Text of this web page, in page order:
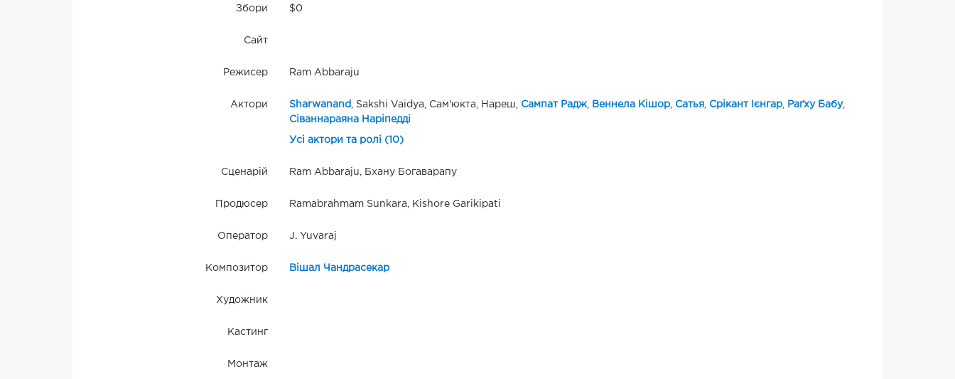
Збори $0
Сайт
Режисер Ram Abbaraju
Актори Sharwanand , Sakshi Vaidya, Сам'юкта, Нареш, Сампат Радж, Веннела Кішор, Сатья, Срікант Ієнгар, Раґху Бабу,
Сіваннараяна Наріпедді
Усі актори та ролі (10)
Сценарій Ram Abbaraju, Бхану Богаварапу
Продюсер Ramabrahmam Sunkara, Kishore Garikipati
Оператор J. Yuvaraj
Композитор Вішал Чандрасекар
Художник
Кастинг
Монтаж